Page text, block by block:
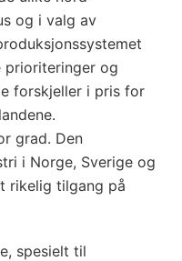
og i valg av
og
forskjeller i pris for
grad. Den
i Norge, Sverige og
rikelig tilgang på
spesielt til